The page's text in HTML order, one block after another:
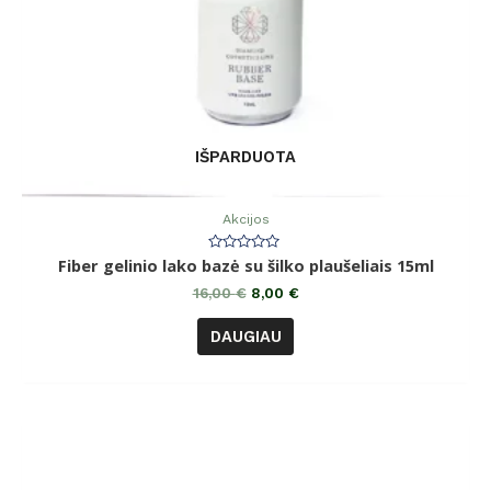
IŠPARDUOTA
Akcijos
Įvertinimas:
0
iš
5
Fiber gelinio lako bazė su šilko plaušeliais 15ml
16,00€ 8,00 €
DAUGIAU